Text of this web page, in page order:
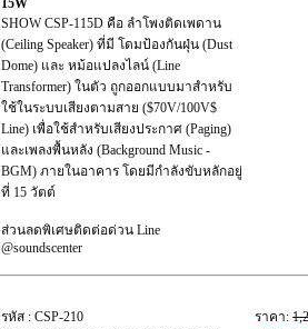
15W
SHOW CSP-115D คือ ลำโพงติดเพดาน
(Ceiling Speaker) ที่มี โดมป้องกันฝุ่น (Dust
Dome) และ หม้อแปลงไลน์ (Line
Transformer) ในตัว ถูกออกแบบมาสำหรับ
ใช้ในระบบเสียงตามสาย ($70V/100V$
Line) เพื่อใช้สำหรับเสียงประกาศ (Paging)
และเพลงพื้นหลัง (Background Music -
BGM) ภายในอาคาร โดยมีกำลังขับหลักอยู่
ที่ 15 วัตต์
ส่วนลดพิเศษติดต่อด่วน Line
@soundscenter
รหัส : CSP-210
ราคา: